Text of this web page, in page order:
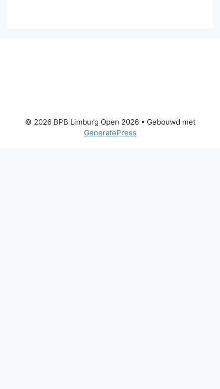
© 2026 BPB Limburg Open 2026• Gebouwd met
GeneratePress